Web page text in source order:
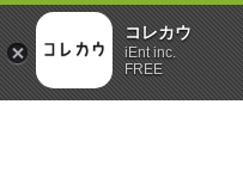
コレカウ
iEnt inc.
FREE